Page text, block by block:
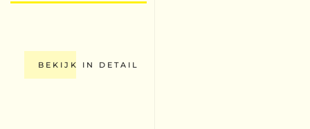
BEKIJK IN DETAIL